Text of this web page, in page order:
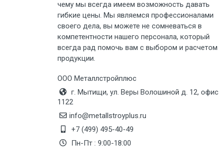
Груз до 6 м, вес до 5 тн
Груз до 6 м, вес до 8 тн
Груз до 6 м, вес до 10 тн
Груз до 12 м, вес до 20 тн
Манипулятор до 6 м, вес до 5 тн
чему мы всегда имеем возможность давать
гибкие цены. Мы являемся профессионалами
своего дела, вы можете не сомневаться в
компетентности нашего персонала, который
всегда рад помочь вам с выбором и расчетом
продукции.
ООО Металлстройплюс
г. Мытищи, ул. Веры Волошиной д. 12, офис
1122
info@metallstroyplus.ru
+7 (499) 495-40-49
Пн-Пт : 9:00-18:00